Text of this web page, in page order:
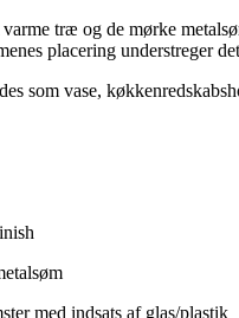
træ og de mørke
placering understreger
som vase,
med indsats af glas/plastik